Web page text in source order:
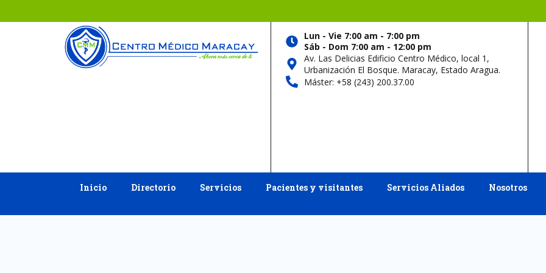
Lun - Vie 7:00 am - 7:00 pm
Sáb - Dom 7:00 am - 12:00 pm
Av. Las Delicias Edificio Centro Médico, local 1,
Urbanización El Bosque. Maracay, Estado Aragua.
Máster: +58 (243) 200.37.00
Inicio Directorio Servicios Pacientes y visitantes Servicios Aliados Nosotros